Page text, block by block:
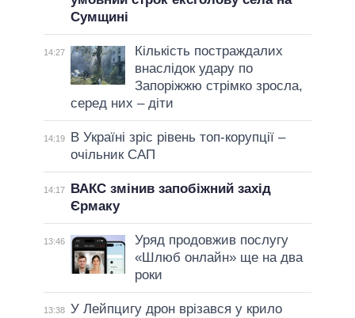
Сумщині
14:27
Кількість постраждалих
внаслідок удару по
Запоріжжю стрімко зросла,
серед них – діти
14:19
В Україні зріс рівень топ-корупції –
очільник САП
14:17
ВАКС змінив запобіжний захід
Єрмаку
13:46
Уряд продовжив послугу
«Шлюб онлайн» ще на два
роки
13:38 У Лейпцигу дрон врізався у крило